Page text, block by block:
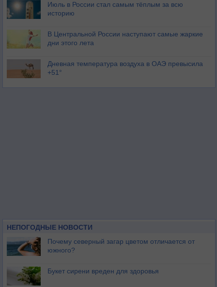
Июль в России стал самым тёплым за всю
историю
В Центральной России наступают самые жаркие
дни этого лета
Дневная температура воздуха в ОАЭ превысила
+51°
НЕПОГОДНЫЕ НОВОСТИ
Почему северный загар цветом отличается от
южного?
Букет сирени вреден для здоровья